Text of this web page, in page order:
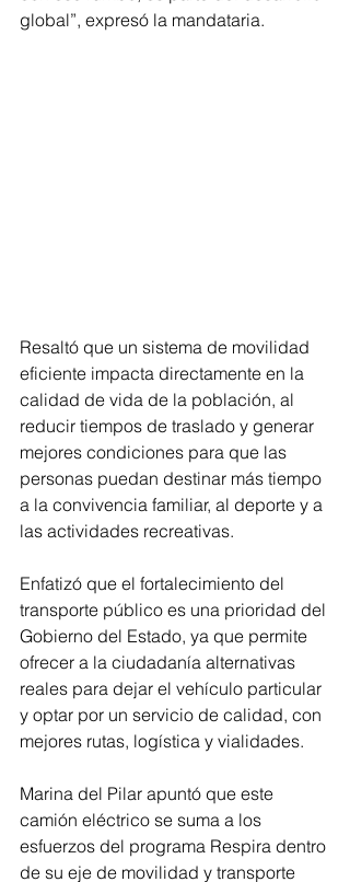
global”, expresó la mandataria.
Resaltó que un sistema de movilidad
eficiente impacta directamente en la
calidad de vida de la población, al
reducir tiempos de traslado y generar
mejores condiciones para que las
personas puedan destinar más tiempo
a la convivencia familiar, al deporte y a
las actividades recreativas.
Enfatizó que el fortalecimiento del
transporte público es una prioridad del
Gobierno del Estado, ya que permite
ofrecer a la ciudadanía alternativas
reales para dejar el vehículo particular
y optar por un servicio de calidad, con
mejores rutas, logística y vialidades.
Marina del Pilar apuntó que este
camión eléctrico se suma a los
esfuerzos del programa Respira dentro
de su eje de movilidad y transporte